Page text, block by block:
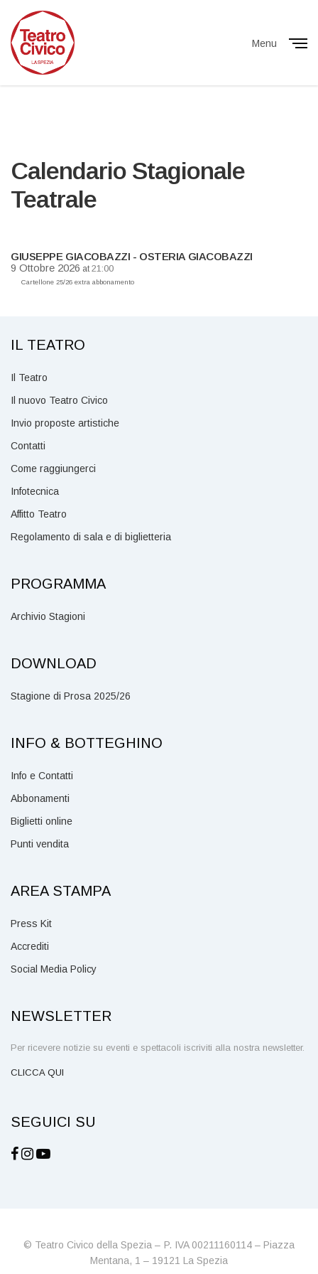
Menu
Calendario Stagionale
Teatrale
GIUSEPPE GIACOBAZZI - OSTERIA GIACOBAZZI
9 Ottobre 2026 at 21:00
Cartellone 25/26 extra abbonamento
IL TEATRO
Il Teatro
Il nuovo Teatro Civico
Invio proposte artistiche
Contatti
Come raggiungerci
Infotecnica
Affitto Teatro
Regolamento di sala e di biglietteria
PROGRAMMA
Archivio Stagioni
DOWNLOAD
Stagione di Prosa 2025/26
INFO & BOTTEGHINO
Info e Contatti
Abbonamenti
Biglietti online
Punti vendita
AREA STAMPA
Press Kit
Accrediti
Social Media Policy
NEWSLETTER
Per ricevere notizie su eventi e spettacoli iscriviti alla nostra newsletter.
CLICCA QUI
SEGUICI SU
© Teatro Civico della Spezia – P. IVA 00211160114 – Piazza
Mentana, 1 – 19121 La Spezia